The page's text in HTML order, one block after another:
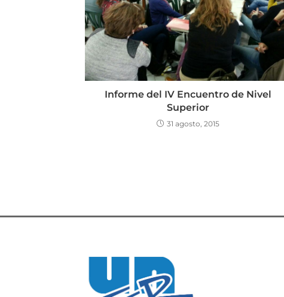
Informe del IV Encuentro de Nivel
Superior
31 agosto, 2015